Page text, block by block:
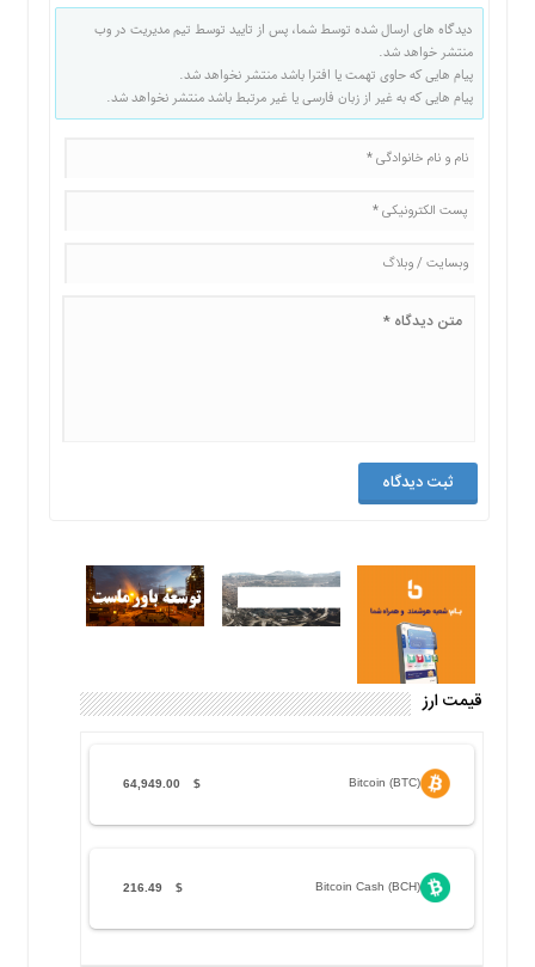
دیدگاه های ارسال شده توسط شما، پس از تایید توسط تیم مدیریت در وب
منتشر خواهد شد.
پیام هایی که حاوی تهمت یا افترا باشد منتشر نخواهد شد.
پیام هایی که به غیر از زبان فارسی یا غیر مرتبط باشد منتشر نخواهد شد.
قیمت ارز
Bitcoin (BTC)
$
64,949.00
Bitcoin Cash (BCH)
$
216.49